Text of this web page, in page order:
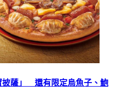
披薩」 還有限定烏魚子、鮑